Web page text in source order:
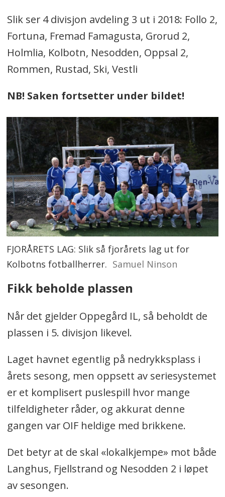
Slik ser 4 divisjon avdeling 3 ut i 2018: Follo 2,
Fortuna, Fremad Famagusta, Grorud 2,
Holmlia, Kolbotn, Nesodden, Oppsal 2,
Rommen, Rustad, Ski, Vestli
NB! Saken fortsetter under bildet!
FJORÅRETS LAG: Slik så fjorårets lag ut for
Kolbotns fotballherrer. Samuel Ninson
Fikk beholde plassen
Når det gjelder Oppegård IL, så beholdt de
plassen i 5. divisjon likevel.
Laget havnet egentlig på nedrykksplass i
årets sesong, men oppsett av seriesystemet
er et komplisert puslespill hvor mange
tilfeldigheter råder, og akkurat denne
gangen var OIF heldige med brikkene.
Det betyr at de skal «lokalkjempe» mot både
Langhus, Fjellstrand og Nesodden 2 i løpet
av sesongen.